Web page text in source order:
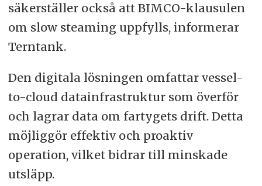
säkerställer också att BIMCO-klausulen
om slow steaming uppfylls, informerar
Terntank.
Den digitala lösningen omfattar vessel-
to-cloud datainfrastruktur som överför
och lagrar data om fartygets drift. Detta
möjliggör effektiv och proaktiv
operation, vilket bidrar till minskade
utsläpp.